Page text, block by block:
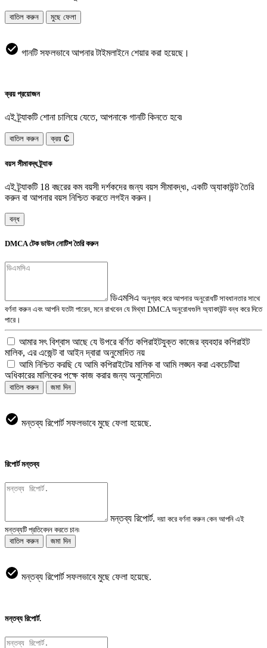
বাতিল করুন মুছে ফেলা
গানটি সফলভাবে আপনার টাইমলাইনে শেয়ার করা হয়েছে।
ক্রয় প্রয়োজন
এই ট্র্যাকটি শোনা চালিয়ে যেতে, আপনাকে গানটি কিনতে হবে৷
বাতিল করুন ক্রয় ₵
বয়স সীমাবদ্ধ ট্র্যাক
এই ট্র্যাকটি 18 বছরের কম বয়সী দর্শকদের জন্য বয়স সীমাবদ্ধ৷, একটি অ্যাকাউন্ট তৈরি
করুন বা আপনার বয়স নিশ্চিত করতে লগইন করুন।
বন্ধ
DMCA টেক ডাউন নোটিশ তৈরি করুন
ডিএমসিএ অনুগ্রহ করে আপনার অনুরোধটি সাবধানতার সাথে
বর্ণনা করুন এবং আপনি যতটা পারেন, মনে রাখবেন যে মিথ্যা DMCA অনুরোধগুলি অ্যাকাউন্ট বন্ধ করে দিতে
পারে।
আমার সৎ বিশ্বাস আছে যে উপরে বর্ণিত কপিরাইটযুক্ত কাজের ব্যবহার কপিরাইট
মালিক, এর এজেন্ট বা আইন দ্বারা অনুমোদিত নয়
আমি নিশ্চিত করছি যে আমি কপিরাইটের মালিক বা আমি লঙ্ঘন করা একচেটিয়া
অধিকারের মালিকের পক্ষে কাজ করার জন্য অনুমোদিত৷
বাতিল করুন জমা দিন
মন্তব্য রিপোর্ট সফলভাবে মুছে ফেলা হয়েছে.
রিপোর্ট মন্তব্য
মন্তব্য রিপোর্ট. দয়া করে বর্ণনা করুন কেন আপনি এই
মন্তব্যটি প্রতিবেদন করতে চান৷
বাতিল করুন
জমা দিন
মন্তব্য রিপোর্ট সফলভাবে মুছে ফেলা হয়েছে.
মন্তব্য রিপোর্ট.